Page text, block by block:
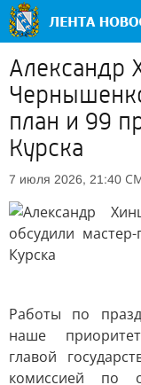
Александр
план и 99
Курска
7 июля 2026, 21:40
Работы по
наше
главой
комиссией по